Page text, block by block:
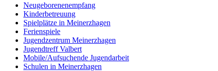
Neugeborenenempfang
Kinderbetreuung
Spielplätze in Meinerzhagen
Ferienspiele
Jugendzentrum Meinerzhagen
Jugendtreff Valbert
Mobile/Aufsuchende Jugendarbeit
Schulen in Meinerzhagen